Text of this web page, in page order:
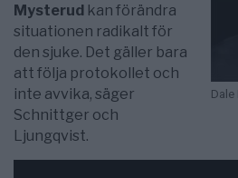
Dale
Mysterud kan förändra
situationen radikalt för
den sjuke. Det gäller bara
att följa protokollet och
inte avvika, säger
Schnittger och
Ljungqvist.